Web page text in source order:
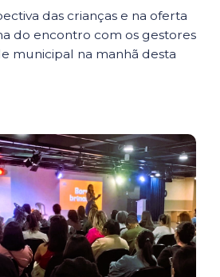
das crianças e na oferta
do encontro com os gestores
municipal na manhã desta